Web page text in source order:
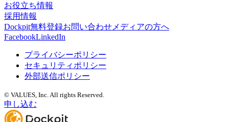
お役立ち情報
採用情報
Dockpit無料登録お問い合わせ メディアの方へ
FacebookLinkedIn
プライバシーポリシー
セキュリティポリシー
外部送信ポリシー
© VALUES, Inc. All rights Reserved.
申し込む